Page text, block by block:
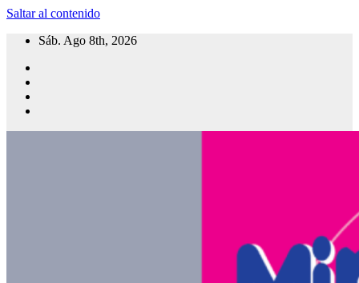
Saltar al contenido
Sáb. Ago 8th, 2026